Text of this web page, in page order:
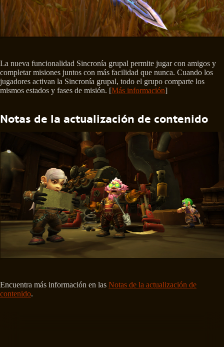
La nueva funcionalidad Sincronía grupal permite jugar con amigos y
completar misiones juntos con más facilidad que nunca. Cuando los
jugadores activan la Sincronía grupal, todo el grupo comparte los
mismos estados y fases de misión. [Más información]
Notas de la actualización de contenido
Encuentra más información en las Notas de la actualización de
contenido.